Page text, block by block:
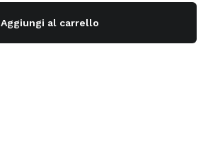
Aggiungi al carrello